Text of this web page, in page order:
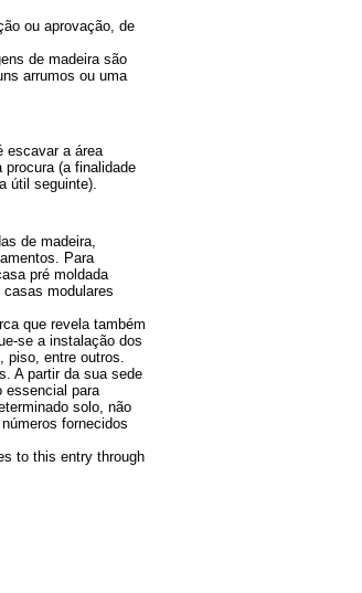
ou aprovação, de
de madeira são
arrumos ou uma
escavar a área
(a finalidade
útil seguinte).
de madeira,
Para
pré moldada
modulares
que revela também
se a instalação dos
piso, entre outros.
A partir da sua sede
essencial para
solo, não
fornecidos
to this entry through